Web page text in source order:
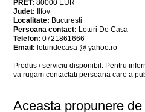
PRET: 80000 EUR
Judet:
Ilfov
Localitate: Bucuresti
Persoana contact: Loturi De Casa
Telefon: 0721861666
Email: loturidecasa @ yahoo.ro
Produs / serviciu disponibil . Pentru
va rugam contactati persoana care a
Aceasta propunere